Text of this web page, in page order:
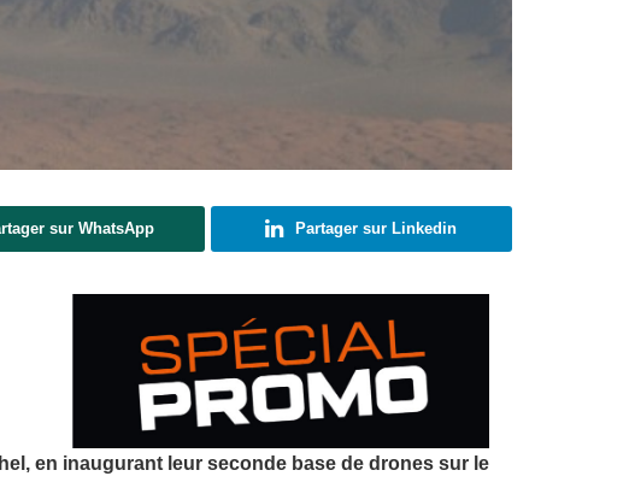
sur WhatsApp Partager sur Linkedin
en inaugurant leur seconde base de drones sur le